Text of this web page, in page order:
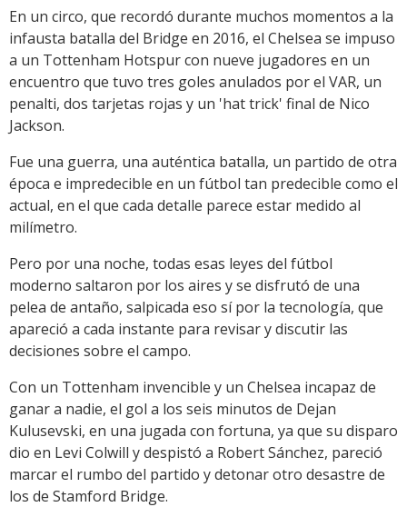
Link
En un circo, que recordó durante muchos momentos a la
infausta batalla del Bridge en 2016, el Chelsea se impuso
a un Tottenham Hotspur con nueve jugadores en un
encuentro que tuvo tres goles anulados por el VAR, un
penalti, dos tarjetas rojas y un 'hat trick' final de Nico
Jackson.
Fue una guerra, una auténtica batalla, un partido de otra
época e impredecible en un fútbol tan predecible como el
actual, en el que cada detalle parece estar medido al
milímetro.
Pero por una noche, todas esas leyes del fútbol
moderno saltaron por los aires y se disfrutó de una
pelea de antaño, salpicada eso sí por la tecnología, que
apareció a cada instante para revisar y discutir las
decisiones sobre el campo.
Con un Tottenham invencible y un Chelsea incapaz de
ganar a nadie, el gol a los seis minutos de Dejan
Kulusevski, en una jugada con fortuna, ya que su disparo
dio en Levi Colwill y despistó a Robert Sánchez, pareció
marcar el rumbo del partido y detonar otro desastre de
los de Stamford Bridge.